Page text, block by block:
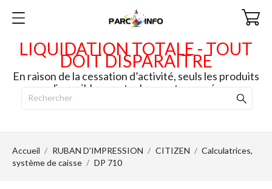
LIQUIDATION TOTALE - TOUT
DOIT DISPARAITRE
En raison de la cessation d’activité, seuls les produits
disponibles en stock seront envoyés.
Accueil RUBAN D'IMPRESSION CITIZEN
Calculatrices,
système de caisse
DP 710